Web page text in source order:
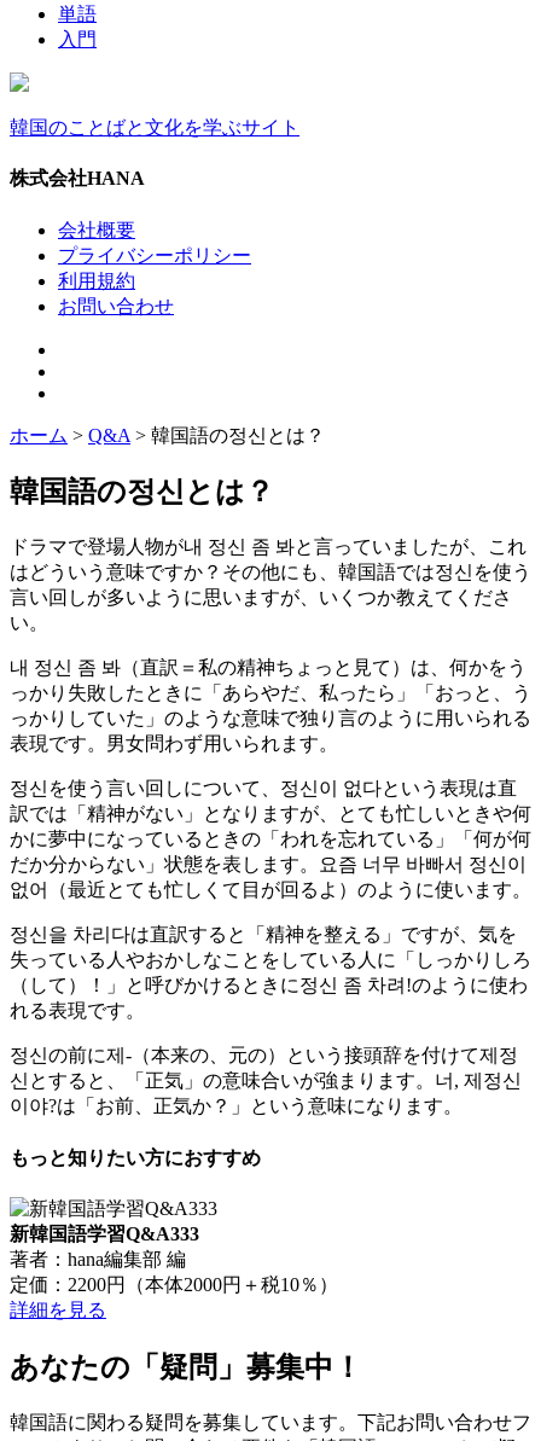
単語
入門
韓国のことばと文化を学ぶサイト
株式会社HANA
会社概要
プライバシーポリシー
利用規約
お問い合わせ
ホーム > Q&A > 韓国語の정신とは？
韓国語の정신とは？
ドラマで登場人物が내 정신 좀 봐と言っていましたが、これ
はどういう意味ですか？その他にも、韓国語では정신を使う
言い回しが多いように思いますが、いくつか教えてくださ
い。
내 정신 좀 봐（直訳＝私の精神ちょっと見て）は、何かをう
っかり失敗したときに「あらやだ、私ったら」「おっと、う
っかりしていた」のような意味で独り言のように用いられる
表現です。男女問わず用いられます。
정신を使う言い回しについて、정신이 없다という表現は直
訳では「精神がない」となりますが、とても忙しいときや何
かに夢中になっているときの「われを忘れている」「何が何
だか分からない」状態を表します。요즘 너무 바빠서 정신이
없어（最近とても忙しくて目が回るよ）のように使います。
정신을 차리다は直訳すると「精神を整える」ですが、気を
失っている人やおかしなことをしている人に「しっかりしろ
（して）！」と呼びかけるときに정신 좀 차려!のように使わ
れる表現です。
정신の前に제-（本来の、元の）という接頭辞を付けて제정
신とすると、「正気」の意味合いが強まります。너, 제정신
이야?は「お前、正気か？」という意味になります。
もっと知りたい方におすすめ
新韓国語学習Q&A333
著者：hana編集部 編
定価：2200円（本体2000円＋税10％）
詳細を見る
あなたの「疑問」募集中！
韓国語に関わる疑問を募集しています。下記お問い合わせフ